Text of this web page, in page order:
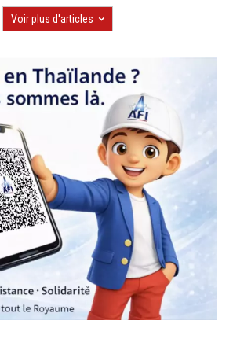
Voir plus d'articles